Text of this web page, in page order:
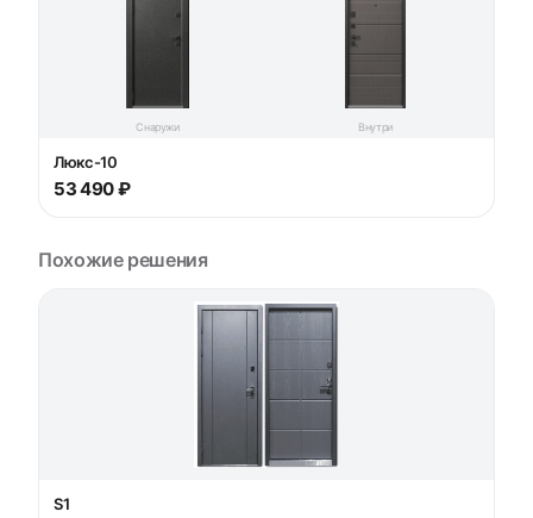
Снаружи Внутри
Люкс-10
53 490 ₽
Похожие решения
S1